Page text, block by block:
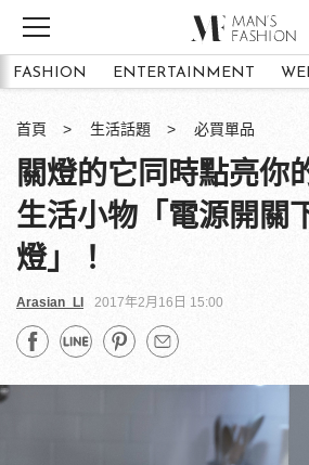
FASHION ENTERTAINMENT
首頁 生活話題 必買單品
關燈的它同時點亮你
生活小物「電源開關
燈」！
Arasian_LI 2017年2月16日 15:00